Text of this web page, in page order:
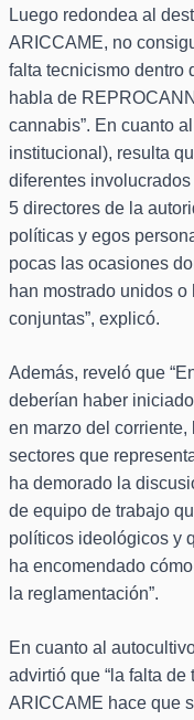
Luego redondea al
ARICCAME, no
falta tecnicismo dentro
habla de
cannabis”. En cuanto
institucional), resulta
diferentes
5 directores de la
políticas y egos
pocas las ocasiones
han mostrado unidos
conjuntas”, explicó.
Además, reveló que
deberían haber
en marzo del
sectores que
ha demorado la
de equipo de trabajo
políticos ideológicos y
ha encomendado
la reglamentación”.
En cuanto al
advirtió que “la falta
ARICCAME hace que